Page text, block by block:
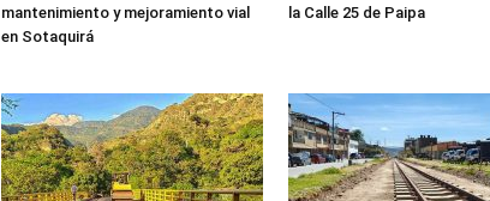
mantenimiento y mejoramiento vial
en Sotaquirá
la Calle 25 de Paipa